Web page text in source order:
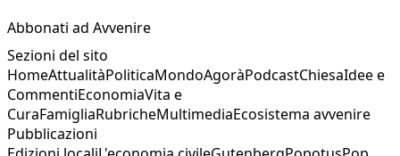
Abbonati ad Avvenire
Sezioni del sito
HomeAttualitàPoliticaMondoAgoràPodcastChiesaIdee e
CommentiEconomiaVita e
CuraFamigliaRubricheMultimediaEcosistema avvenire
Pubblicazioni